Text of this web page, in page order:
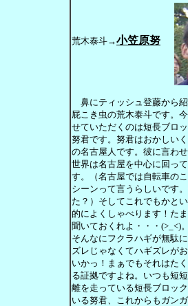
荒木泰斗→小笠原努
鼻にティッシュ登藤から
屁こき虫の荒木泰斗です。
せていただくのは短長ブロ
努君です。努君はおかしい
の名古屋人です。彼に言わ
世界は名古屋を中心に回っ
す。（名古屋では自転車の
シーンって言うらしいです
た？）そしてこれでもかと
的によくしゃべります！た
聞いておくれよ・・・(>_<)
そんなにフクラハギが無駄
ズレじゃなくてハギズレが
いかっ！まぁでもそれはた
る証拠ですよね。いつも短
離を走っている短長ブロッ
いる努君、これからもガン